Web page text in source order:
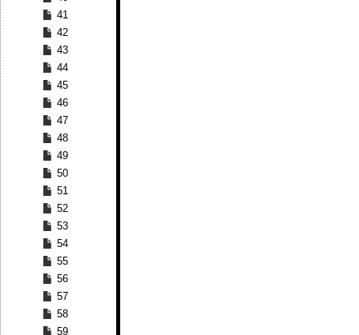
41
42
43
44
45
46
47
48
49
50
51
52
53
54
55
56
57
58
59